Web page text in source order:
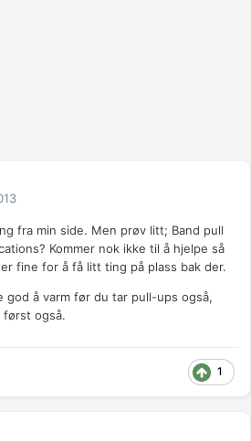
fra min side. Men prøv litt; Band pull
Kommer nok ikke til å hjelpe så
fine for å få litt ting på plass bak der.
å varm før du tar pull-ups også,
også.
1